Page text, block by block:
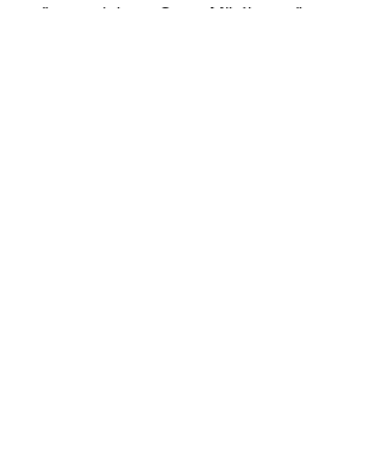
csöngetnek be, a Szent Mihály együttese